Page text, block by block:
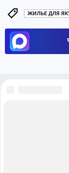
ЖИЛЬЕ ДЛЯ